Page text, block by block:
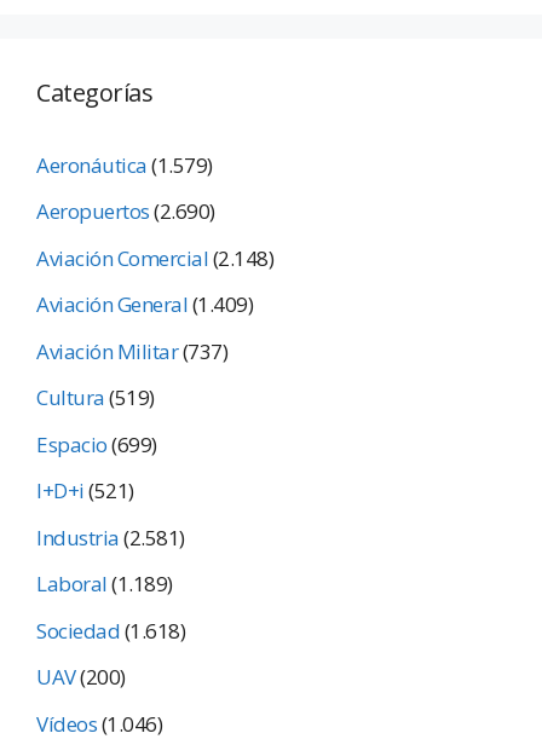
Categorías
Aeronáutica(1.579)
Aeropuertos(2.690)
Aviación Comercial(2.148)
Aviación General(1.409)
Aviación Militar(737)
Cultura(519)
Espacio(699)
I+D+i(521)
Industria(2.581)
Laboral(1.189)
Sociedad(1.618)
UAV(200)
Vídeos(1.046)